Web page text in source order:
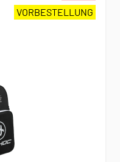
VORBESTELLUNG